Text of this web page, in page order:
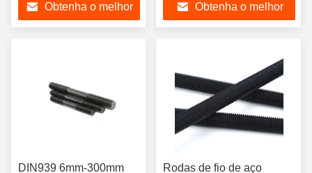
cabeça do dobro M6
Obtenha o melhor
Obtenha o melhor
DIN939 6mm-300mm
Rodas de fio de aço